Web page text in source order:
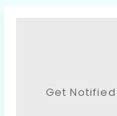
Get